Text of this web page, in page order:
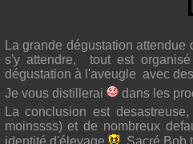
La grande dégustation
s'y attendre, tout est
dégustation à l'aveugle avec
Je vous distillerai
dans les
La conclusion est
moinssss) et de nombreux
identité d'élevage
. Sacré Bob